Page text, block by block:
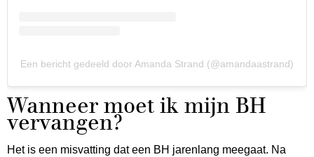
Een bericht gedeeld door Amanda Strand (@amandaastrand)
Wanneer moet ik mijn BH
vervangen?
Het is een misvatting dat een BH jarenlang meegaat. Na